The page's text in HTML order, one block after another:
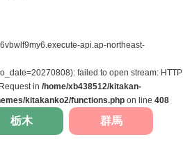
api.ap-northeast-
failed to open stream: HTTP
in /home/xb438512/kitakan-
kitakanko2/functions.php on line 408
栃木 群馬